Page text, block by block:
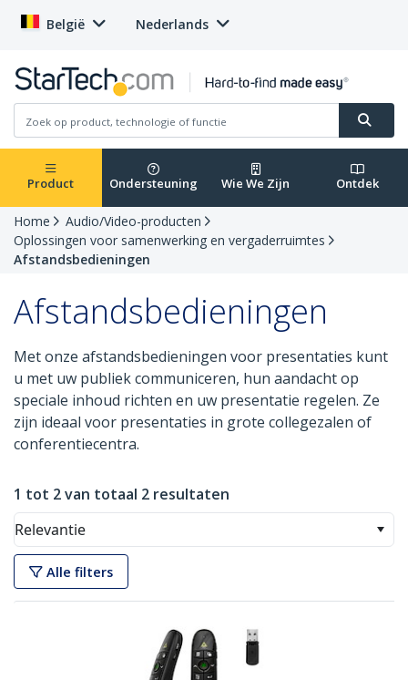
België Nederlands
Product Ondersteuning Wie We Zijn Ontdek
Home
Audio/Video-producten
Oplossingen voor samenwerking en vergaderruimtes
Afstandsbedieningen
Afstandsbedieningen
Met onze afstandsbedieningen voor presentaties kunt
u met uw publiek communiceren, hun aandacht op
speciale inhoud richten en uw presentatie regelen. Ze
zijn ideaal voor presentaties in grote collegezalen of
conferentiecentra.
1 tot 2 van totaal 2 resultaten
Relevantie
Alle filters